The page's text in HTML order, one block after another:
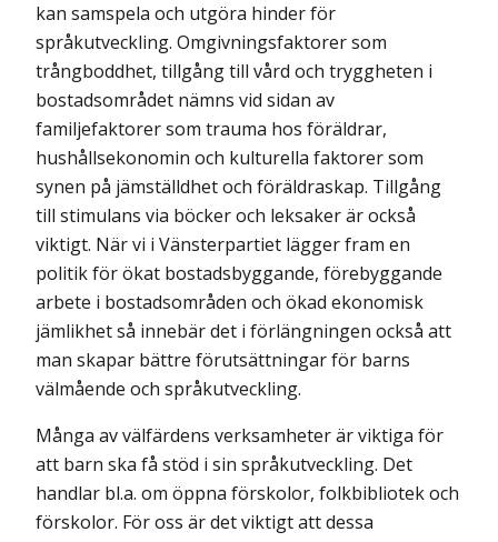
kan samspela och utgöra hinder för
språkutveckling. Omgivningsfaktorer som
trångboddhet, tillgång till vård och tryggheten i
bostadsområdet nämns vid sidan av
familjefaktorer som trauma hos föräldrar,
hushålls­ekonomin och kulturella faktorer som
synen på jämställdhet och föräldraskap. Tillgång
till stimulans via böcker och leksaker är också
viktigt. När vi i Vänsterpartiet lägger fram en
politik för ökat bostadsbyggande, förebyggande
arbete i bostadsområden och ökad ekonomisk
jämlikhet så innebär det i förlängningen också att
man skapar bättre förutsättningar för barns
välmående och språkutveckling.
Många av välfärdens verksamheter är viktiga för
att barn ska få stöd i sin språk­utveckling. Det
handlar bl.a. om öppna förskolor, folkbibliotek och
förskolor. För oss är det viktigt att dessa